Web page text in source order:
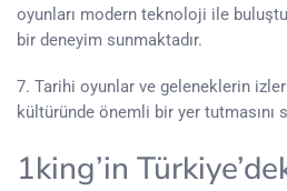
oyunları modern teknoloji ile
bir deneyim sunmaktadır.
7. Tarihi oyunlar ve geleneklerin
kültüründe önemli bir yer tutmasını
1king’in